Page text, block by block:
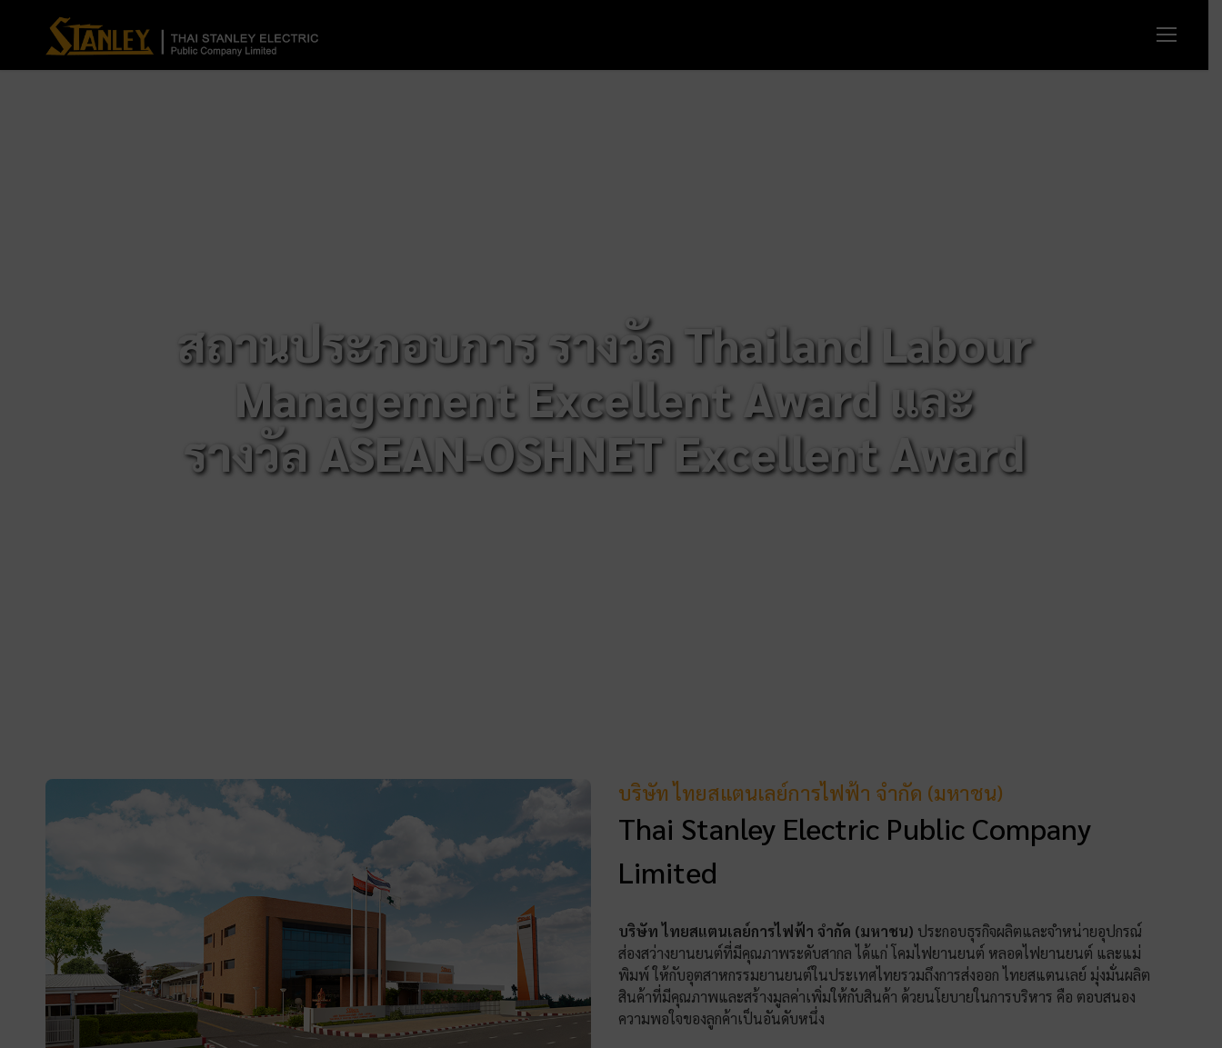
สถานประกอบการ รางวัล Thailand Labour
Management Excellent Award และ
รางวัล ASEAN-OSHNET Excellent Award
บริษัท ไทยสแตนเลย์การไฟฟ้า จำกัด (มหาชน)
Thai Stanley Electric Public Company
Limited
บริษัท ไทยสแตนเลย์การไฟฟ้า จำกัด (มหาชน) ประกอบธุรกิจผลิตและจำหน่ายอุปกรณ์
ส่องสว่างยานยนต์ที่มีคุณภาพระดับสากล ได้แก่ โคมไฟยานยนต์ หลอดไฟยานยนต์ และแม่
พิมพ์ ให้กับอุตสาหกรรมยานยนต์ในประเทศไทยรวมถึงการส่งออก ไทยสแตนเลย์ มุ่งมั่นผลิต
สินค้าที่มีคุณภาพและสร้างมูลค่าเพิ่มให้กับสินค้า ด้วยนโยบายในการบริหาร คือ ตอบสนอง
ความพอใจของลูกค้าเป็นอันดับหนึ่ง